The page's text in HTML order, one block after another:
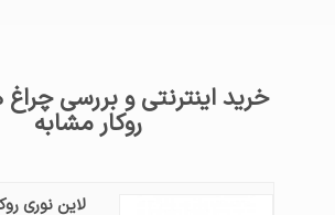
خرید اینترنتی و بررسی
روکار مشابه